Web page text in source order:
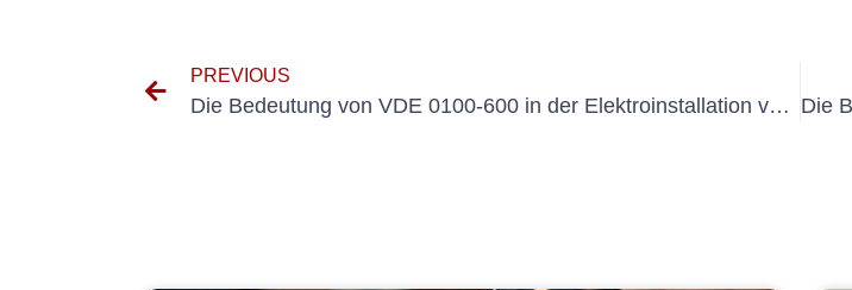
PREVIOUS
Die Bedeutung von VDE 0100-600 in der Elektroinstallation verstehen